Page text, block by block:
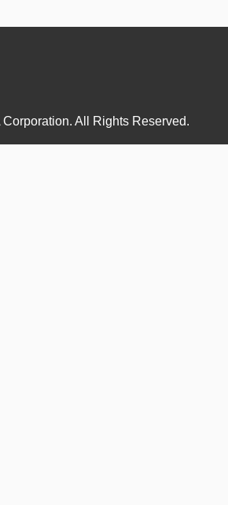
All Rights Reserved.